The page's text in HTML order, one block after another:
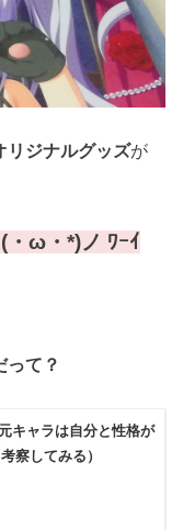
リジナルグッズが
・ω・*)ノ ﾜｰｲ
て？
キャラは自分と性格が
察してみる）